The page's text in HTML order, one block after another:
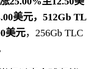
美元，512Gb TL
美元，256Gb TLC